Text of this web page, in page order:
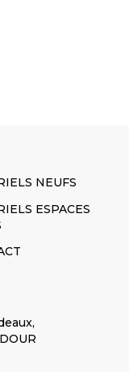
NEUFS
ESPACES